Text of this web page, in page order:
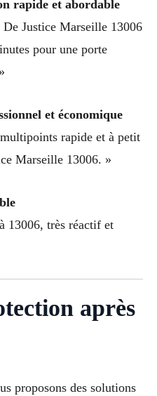
rapide et abordable
Justice Marseille 13006
pour une porte
et économique
rapide et à petit
Marseille 13006. »
13006, très réactif et
après
proposons des solutions